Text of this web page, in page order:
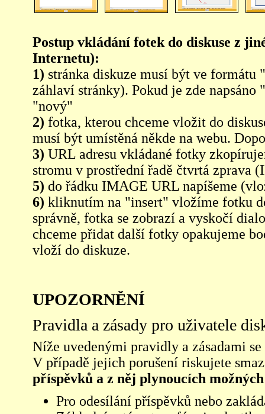
Postup vkládání fotek do diskuse z
Internetu):
1) stránka diskuze musí být ve
záhlaví stránky). Pokud je zde
"nový"
2) fotka, kterou chceme vložit do
musí být umístěná někde na webu.
3) URL adresu vkládané fotky
stromu v prostřední řadě čtvrtá zprava
5) do řádku IMAGE URL napíšeme
6) kliknutím na "insert" vložíme fotku
správně, fotka se zobrazí a vyskočí
chceme přidat další fotky opakujeme
vloží do diskuze.
UPOZORNĚNÍ
Pravidla a zásady pro uživatele
Níže uvedenými pravidly a zásadami
V případě jejich porušení riskujete
příspěvků a z něj plynoucích
Pro odesílání příspěvků nebo